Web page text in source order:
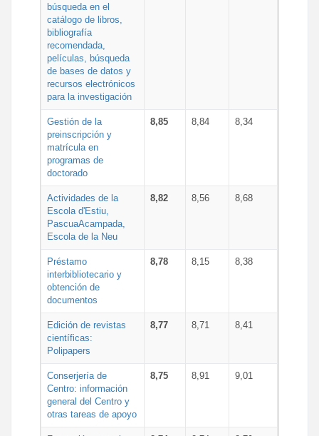
búsqueda en el
catálogo de libros,
bibliografía
recomendada,
películas, búsqueda
de bases de datos y
recursos electrónicos
para la investigación
Gestión de la
preinscripción y
matrícula en
programas de
doctorado
8,85 8,84 8,34
Actividades de la
Escola d'Estiu,
PascuaAcampada,
Escola de la Neu
8,82 8,56 8,68
Préstamo
interbibliotecario y
obtención de
documentos
8,78 8,15 8,38
Edición de revistas
científicas:
Polipapers
8,77 8,71 8,41
Conserjería de
Centro: información
general del Centro y
otras tareas de apoyo
8,75 8,91 9,01